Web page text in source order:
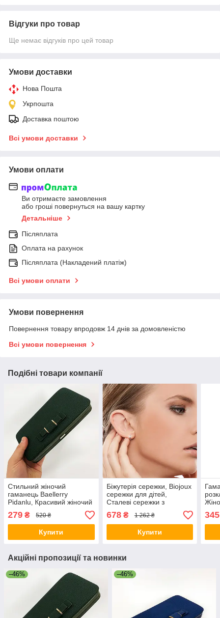
Відгуки про товар
Ще немає відгуків про цей товар
Умови доставки
Нова Пошта
Укрпошта
Доставка поштою
Всі умови доставки
Умови оплати
Ви отримаєте замовлення
або гроші повернуться на вашу картку
Детальніше
Післяплата
Оплата на рахунок
Післяплата (Накладений платіж)
Всі умови оплати
Умови повернення
Повернення товару впродовж 14 днів за домовленістю
Всі умови повернення
Подібні товари компанії
Стильний жіночий
гаманець Baellerry
Pidanlu, Красивий жіночий
гаманець, Гаманці
подарунок для жінок WT-
13
279 ₴ 520 ₴
Купити
Біжутерія сережки, Biojoux
сережки для дітей,
Сталеві сережки з
медичного сплаву Легкі
Biojoux UE-78
678₴ 1 262 ₴
Купити
KO-
345
Акційні пропозиції та новинки
–46% –46%